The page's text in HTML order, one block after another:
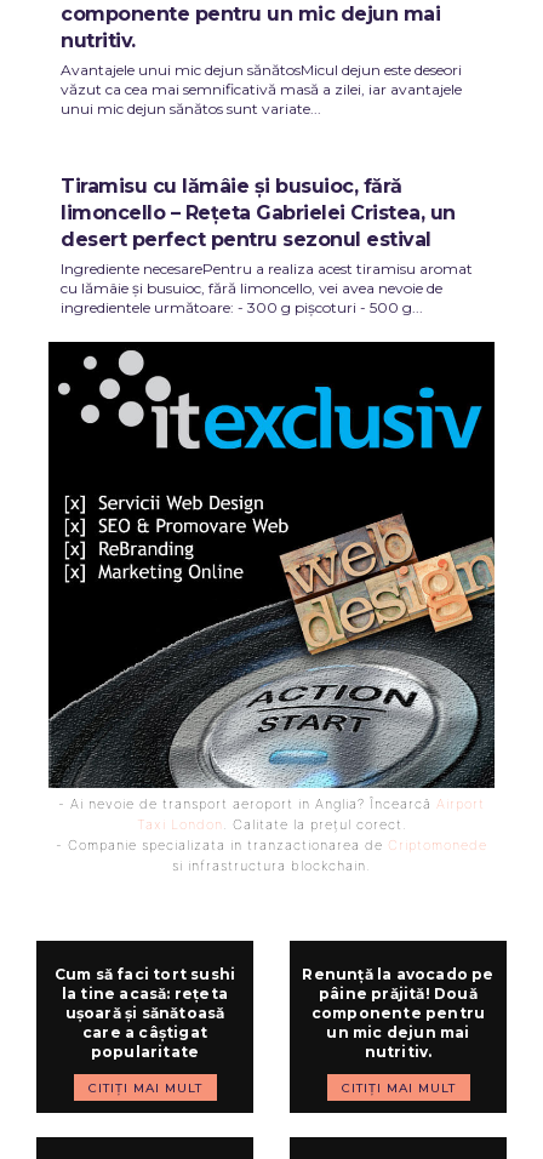
componente pentru un mic dejun mai
nutritiv.
Avantajele unui mic dejun sănătosMicul dejun este deseori
văzut ca cea mai semnificativă masă a zilei, iar avantajele
unui mic dejun sănătos sunt variate...
Tiramisu cu lămâie și busuioc, fără
limoncello – Rețeta Gabrielei Cristea, un
desert perfect pentru sezonul estival
Ingrediente necesarePentru a realiza acest tiramisu aromat
cu lămâie și busuioc, fără limoncello, vei avea nevoie de
ingredientele următoare: - 300 g pișcoturi - 500 g...
- Ai nevoie de transport aeroport in Anglia? Încearcă Airport
Taxi London . Calitate la prețul corect.
- Companie specializata in tranzactionarea de Criptomonede
si infrastructura blockchain.
Cum să faci tort sushi
la tine acasă: rețeta
ușoară și sănătoasă
care a câștigat
popularitate
CITIȚI MAI MULT
Renunță la avocado pe
pâine prăjită! Două
componente pentru
un mic dejun mai
nutritiv.
CITIȚI MAI MULT